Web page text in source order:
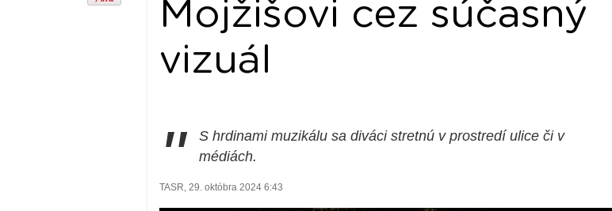
Mojžišovi cez súčasný
vizuál
"
S hrdinami muzikálu sa diváci stretnú v prostredí ulice či v
médiách.
TASR, 29. októbra 2024 6:43